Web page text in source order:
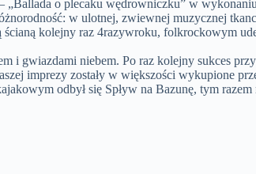
o plecaku wędrowniczku” w
w ulotnej, zwiewnej muzycznej
kolejny raz 4razywroku, folkrockowym
i gwiazdami niebem. Po raz kolejny sukces
imprezy zostały w większości wykupione
odbył się Spływ na Bazunę, tym